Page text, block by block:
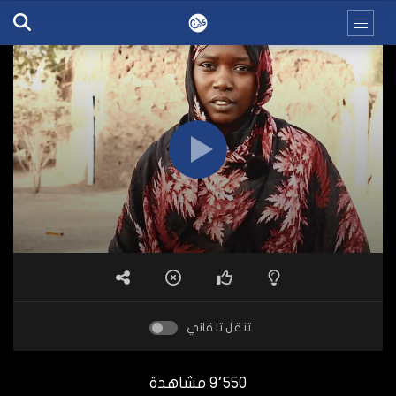
تنقل تلقائي
9٬550 مشاهدة